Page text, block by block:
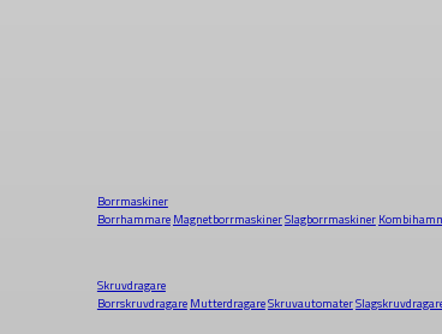
Borrmaskiner
Borrhammare MagnetborrmaskinerSlagborrmaskiner
Skruvdragare
Borrskruvdragare MutterdragareSkruvautomater